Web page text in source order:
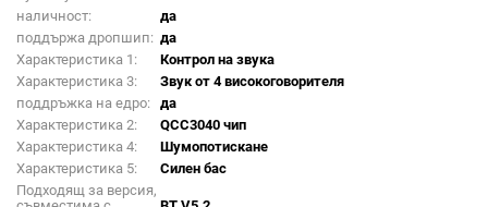
наличност:
да
поддържа дропшип: да
Характеристика 1:
Контрол на звука
Характеристика 3:
Звук от 4 високоговорителя
поддръжка на едро:
да
Характеристика 2:
QCC3040 чип
Характеристика 4:
Шумопотискане
Характеристика 5:
Силен бас
Подходящ за версия,